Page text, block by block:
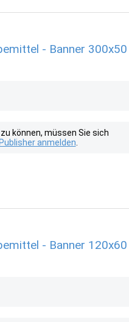
- Banner 300x50
können, müssen Sie sich
anmelden
- Banner 120x60